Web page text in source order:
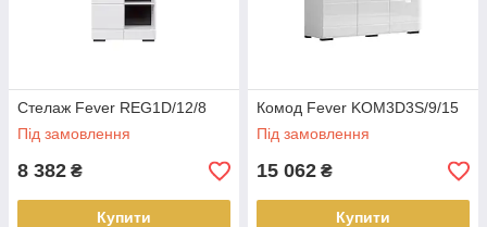
Стелаж Fever REG1D/12/8
Під замовлення
8 382 ₴
Купити
Комод Fever KOM3D3S/9/15
Під замовлення
15 062 ₴
Купити